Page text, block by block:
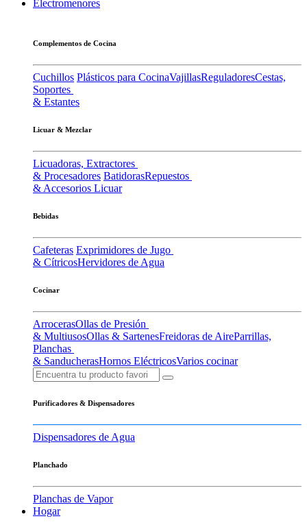
Electromenores
Complementos de Cocina
Cuchillos Plásticos para CocinaVajillasReguladoresCestas,
Soportes
& Estantes
Licuar & Mezclar
Licuadoras, Extractores
& Procesadores BatidorasRepuestos
& Accesorios Licuar
Bebidas
Cafeteras Exprimidores de Jugo
& CítricosHervidores de Agua
Cocinar
ArrocerasOllas de Presión
& MultiusosOllas & SartenesFreidoras de AireParrillas,
Planchas
& SanducherasHornos EléctricosVarios cocinar
Purificadores & Dispensadores
Dispensadores de Agua
Planchado
Planchas de Vapor
Hogar